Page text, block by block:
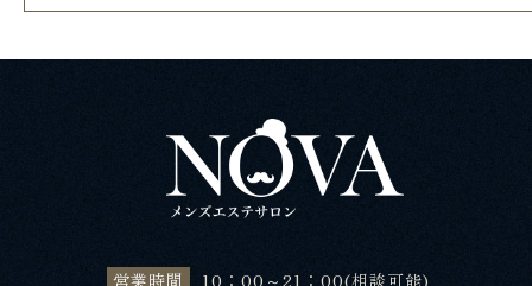
営業時間
10：00～21：00(相談可能)